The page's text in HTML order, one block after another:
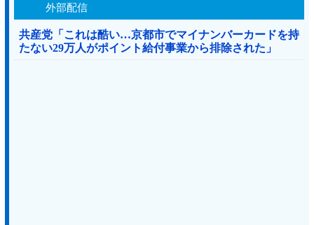
外部配信
共産党「これは酷い…京都市でマイナンバーカードを持
たない29万人がポイント給付事業から排除された」